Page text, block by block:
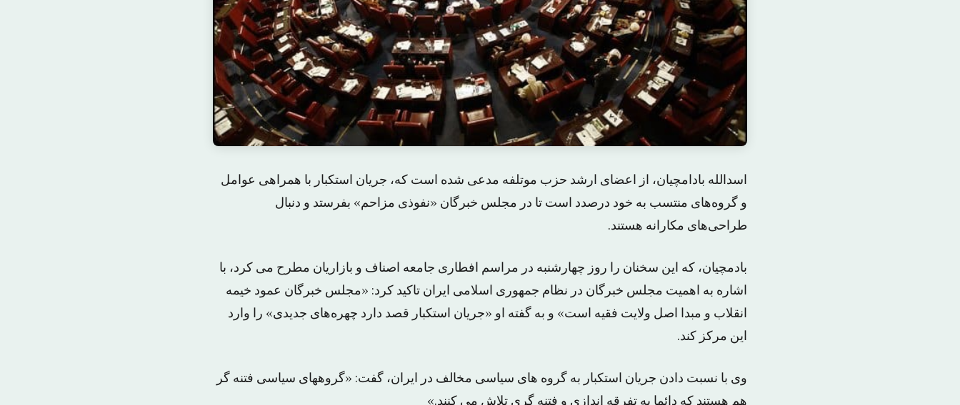
اسدالله بادامچیان، از اعضای ارشد حزب موتلفه مدعی شده است که، جریان استکبار با همراهی عوامل
و گروه‌های منتسب به خود درصدد است تا در مجلس خبرگان «نفوذی مزاحم» بفرستد و دنبال
طراحی‌های مکارانه هستند.
بادمچیان، که این سخنان را روز چهارشنبه در مراسم افطاری جامعه اصناف و بازاریان مطرح می کرد، با
اشاره به اهمیت مجلس خبرگان در نظام جمهوری اسلامی ایران تاکید کرد: «مجلس خبرگان عمود خیمه
انقلاب و مبدا اصل ولایت فقیه است» و به گفته او «جریان استکبار قصد دارد چهره‌های جدیدی» را وارد
این مرکز کند.
وی با نسبت دادن جریان استکبار به گروه های سیاسی مخالف در ایران، گفت: «گروههای سیاسی فتنه گر
هم هستند که دائما به تفرقه اندازی و فتنه گری تلاش می کنند.»